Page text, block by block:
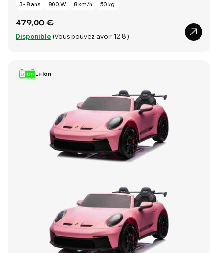
3 - 8 ans 800 W 8 km/h 50 kg
479,00 €
Disponible (Vous pouvez avoir 12.8.)
Li-Ion